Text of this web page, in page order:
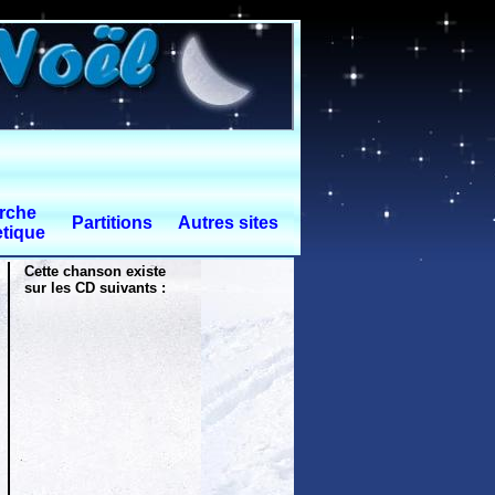
Partitions Autres sites
Cette chanson existe
sur les CD suivants :